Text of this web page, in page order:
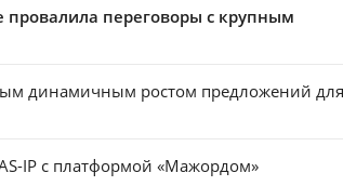
переговоры с крупным
динамичным ростом предложений для
IP с платформой «Мажордом»